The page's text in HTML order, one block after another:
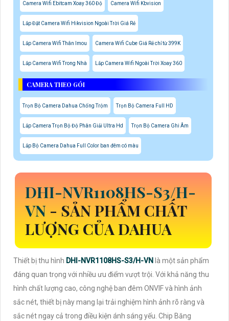
Camera Wifi Ebitcam Xoay 360 Độ Camera Wifi Kbvision
Lắp Đặt Camera Wifi Hikvision Ngoài Trời Giá Rẻ
Lắp Camera Wifi Thân Imou Camera Wifi Cube Giá Rẻ chỉ từ 399K
Lắp Camera Wifi Trong Nhà Lắp Camera Wifi Ngoài Trời Xoay 360
CAMERA THEO GÓI
Trọn Bộ Camera Dahua Chống Trộm Trọn Bộ Camera Full HD
Lắp Camera Trọn Bộ Độ Phân Giải Ultra Hd Trọn Bộ Camera Ghi Âm
Lắp Bộ Camera Dahua Full Color ban đêm có màu
DHI-NVR1108HS-S3/H-
VN - SẢN PHẨM CHẤT
LƯỢNG CỦA DAHUA
Thiết bị thu hình DHI-NVR1108HS-S3/H-VN là một sản phẩm
đáng quan trọng với nhiều ưu điểm vượt trội. Với khả năng thu
hình chất lượng cao, công nghệ ban đêm ONVIF và hình ảnh
sắc nét, thiết bị này mang lại trải nghiệm hình ảnh rõ ràng và
sắc nét ngay cả trong điều kiện ánh sáng yếu. Chip Băng